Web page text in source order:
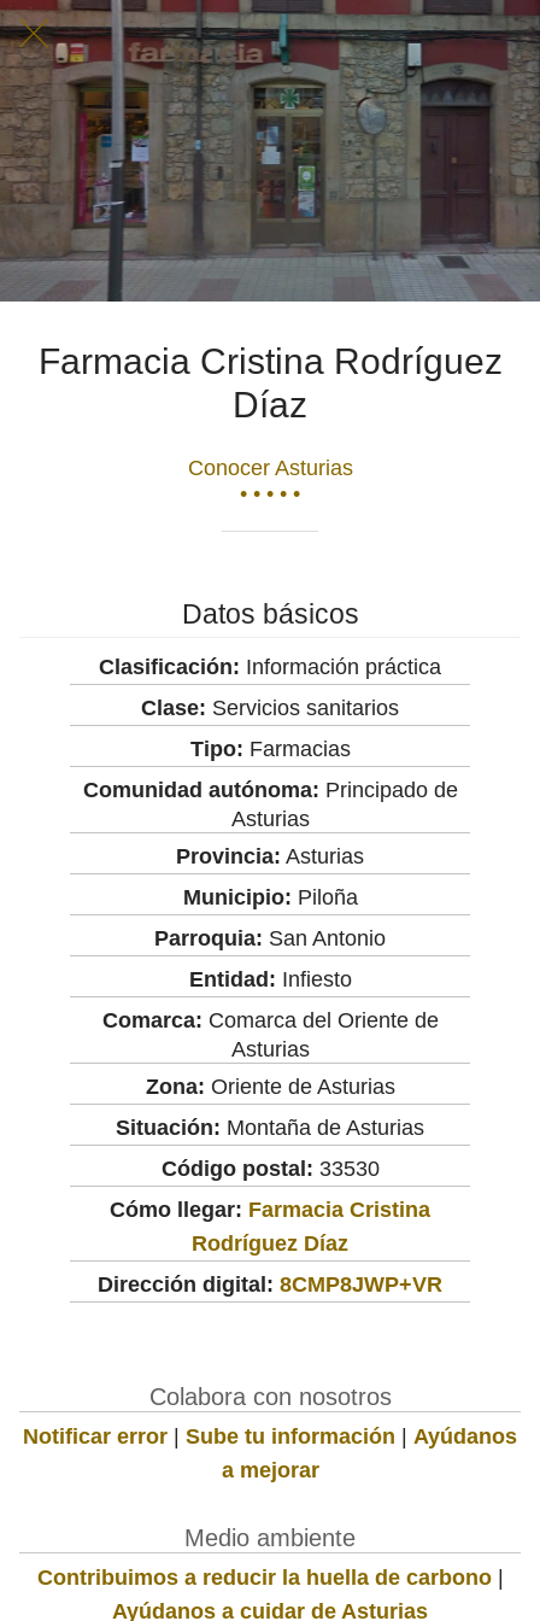
Farmacia Cristina Rodríguez
Díaz
Conocer Asturias
• • • • •
Datos básicos
Clasificación: Información práctica
Clase: Servicios sanitarios
Tipo: Farmacias
Comunidad autónoma: Principado de
Asturias
Provincia: Asturias
Municipio: Piloña
Parroquia: San Antonio
Entidad: Infiesto
Comarca: Comarca del Oriente de
Asturias
Zona: Oriente de Asturias
Situación: Montaña de Asturias
Código postal: 33530
Cómo llegar: Farmacia Cristina
Rodríguez Díaz
Dirección digital: 8CMP8JWP+VR
Colabora con nosotros
Notificar error | Sube tu información | Ayúdanos
a mejorar
Medio ambiente
Contribuimos a reducir la huella de carbono|
Ayúdanos a cuidar de Asturias